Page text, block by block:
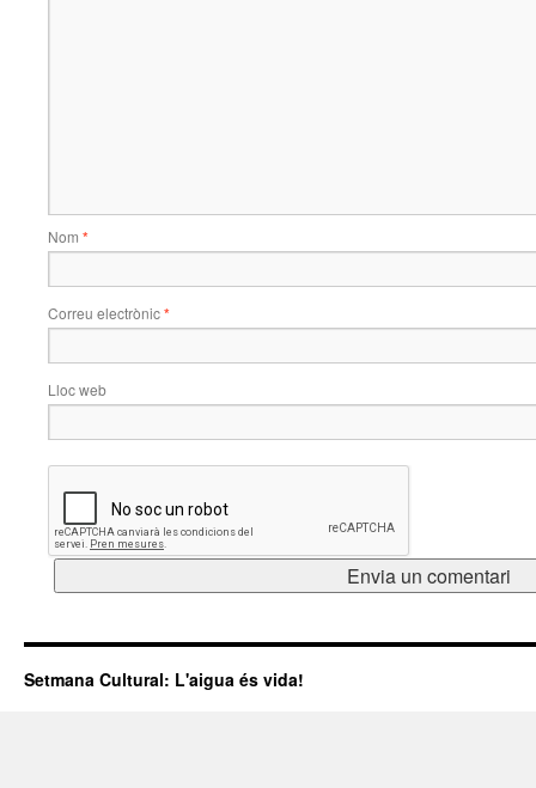
Nom *
Correu electrònic*
Lloc web
Setmana Cultural: L'aigua és vida!